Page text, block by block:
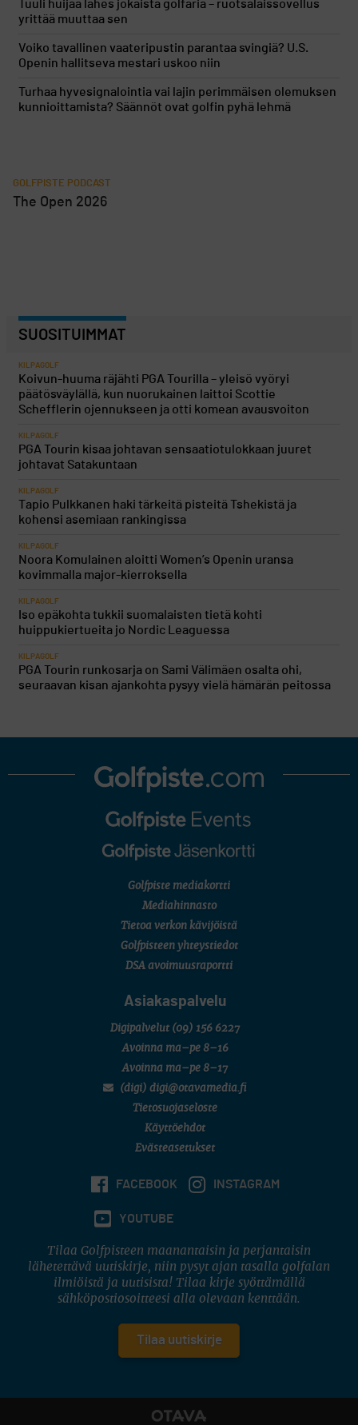
Tuuli huijaa lähes jokaista golfaria – ruotsalaissovellus
yrittää muuttaa sen
Voiko tavallinen vaateripustin parantaa svingiä? U.S.
Openin hallitseva mestari uskoo niin
Turhaa hyvesignalointia vai lajin perimmäisen olemuksen
kunnioittamista? Säännöt ovat golfin pyhä lehmä
GOLFPISTE PODCAST
The Open 2026
SUOSITUIMMAT
KILPAGOLF
Koivun-huuma räjähti PGA Tourilla – yleisö vyöryi
päätösväylällä, kun nuorukainen laittoi Scottie
Schefflerin ojennukseen ja otti komean avausvoiton
KILPAGOLF
PGA Tourin kisaa johtavan sensaatiotulokkaan juuret
johtavat Satakuntaan
KILPAGOLF
Tapio Pulkkanen haki tärkeitä pisteitä Tshekistä ja
kohensi asemiaan rankingissa
KILPAGOLF
Noora Komulainen aloitti Women’s Openin uransa
kovimmalla major-kierroksella
KILPAGOLF
Iso epäkohta tukkii suomalaisten tietä kohti
huippukiertueita jo Nordic Leaguessa
KILPAGOLF
PGA Tourin runkosarja on Sami Välimäen osalta ohi,
seuraavan kisan ajankohta pysyy vielä hämärän peitossa
Golfpiste mediakortti
Mediahinnasto
Tietoa verkon kävijöistä
Golfpisteen yhteystiedot
DSA avoimuusraportti
Asiakaspalvelu
Digipalvelut (09) 156 6227
Avoinna ma–pe 8–16
Avoinna ma–pe 8–17
(digi) digi@otavamedia.fi
Tietosuojaseloste
Käyttöehdot
Evästeasetukset
FACEBOOK INSTAGRAM
YOUTUBE
Tilaa Golfpisteen maanantaisin ja perjantaisin
lähetettävä uutiskirje, niin pysyt ajan tasalla golfalan
ilmiöistä ja uutisista! Tilaa kirje syöttämällä
sähköpostiosoitteesi alla olevaan kenttään.
Tilaa uutiskirje